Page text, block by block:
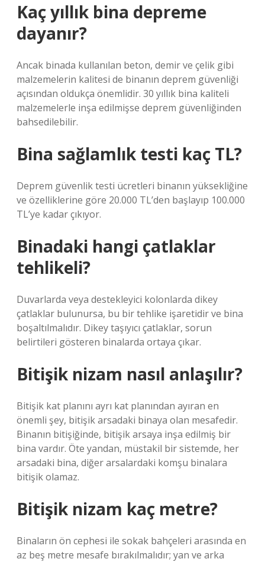
Kaç yıllık bina depreme
dayanır?
Ancak binada kullanılan beton, demir ve çelik gibi
malzemelerin kalitesi de binanın deprem güvenliği
açısından oldukça önemlidir. 30 yıllık bina kaliteli
malzemelerle inşa edilmişse deprem güvenliğinden
bahsedilebilir.
Bina sağlamlık testi kaç TL?
Deprem güvenlik testi ücretleri binanın yüksekliğine
ve özelliklerine göre 20.000 TL’den başlayıp 100.000
TL’ye kadar çıkıyor.
Binadaki hangi çatlaklar
tehlikeli?
Duvarlarda veya destekleyici kolonlarda dikey
çatlaklar bulunursa, bu bir tehlike işaretidir ve bina
boşaltılmalıdır. Dikey taşıyıcı çatlaklar, sorun
belirtileri gösteren binalarda ortaya çıkar.
Bitişik nizam nasıl anlaşılır?
Bitişik kat planını ayrı kat planından ayıran en
önemli şey, bitişik arsadaki binaya olan mesafedir.
Binanın bitişiğinde, bitişik arsaya inşa edilmiş bir
bina vardır. Öte yandan, müstakil bir sistemde, her
arsadaki bina, diğer arsalardaki komşu binalara
bitişik olamaz.
Bitişik nizam kaç metre?
Binaların ön cephesi ile sokak bahçeleri arasında en
az beş metre mesafe bırakılmalıdır; yan ve arka